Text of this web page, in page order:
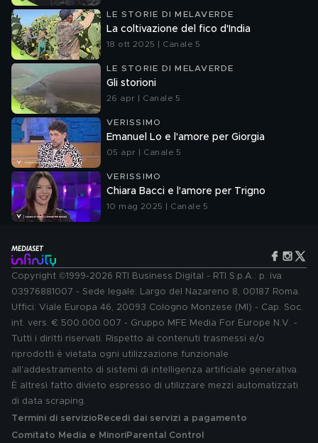
LE STORIE DI MELAVERDE
La coltivazione del fico d'India
18 ott 2025 | Canale 5
LE STORIE DI MELAVERDE
Gli storioni
26 apr | Canale 5
VERISSIMO
Emanuel Lo e l'amore per Giorgia
05 apr | Canale 5
VERISSIMO
Chiara Bacci e l'amore per Trigno
10 mag 2025 | Canale 5
Copyright ©1999-2026 RTI Business Digital - RTI S.p.A.: p. iva
03976881007 - Sede legale: Largo del Nazareno 8, 00187 Roma.
Uffici: Viale Europa 46, 20093 Cologno Monzese (MI) - Cap. Soc.
int. vers. € 500.000.007 - Gruppo MFE Media For Europe N.V. -
Tutti i diritti riservati. Rispetto ai contenuti trasmessi e/o
riprodotti è vietata ogni utilizzazione funzionale
all'addestramento di sistemi di intelligenza artificiale generativa.
È altresì fatto divieto espresso di utilizzare mezzi automatizzati
di data scraping.
Termini di servizio Recedi dai servizi a pagamento
Comitato Media e MinoriParental Control